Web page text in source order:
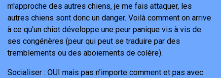
m'approche des autres chiens, je me fais attaquer, les
autres chiens sont donc un danger. Voilà comment on arrive
à ce qu'un chiot développe une peur panique vis à vis de
ses congénères (peur qui peut se traduire par des
tremblements ou des aboiements de colère).
Socialiser : OUI mais pas n'importe comment et pas avec